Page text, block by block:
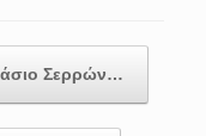
Σερρών…